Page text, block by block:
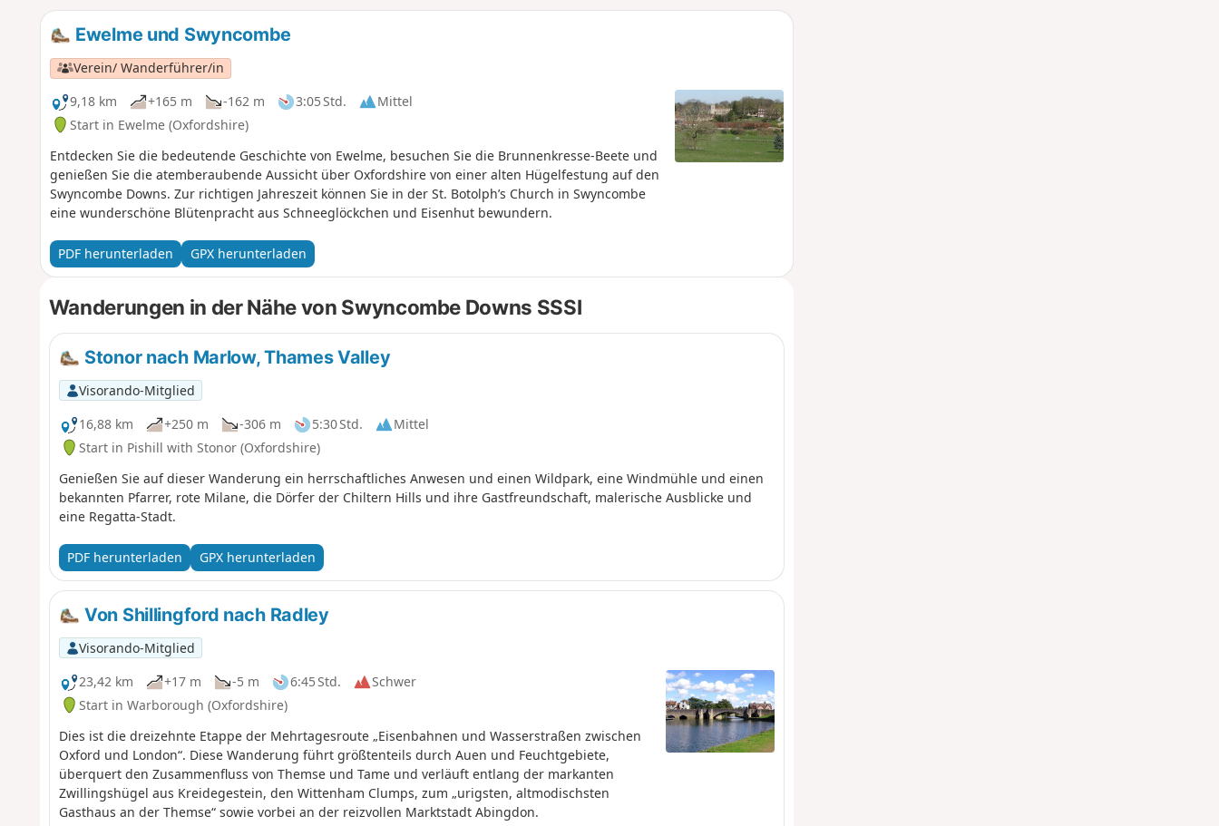
Ewelme und Swyncombe
Verein/ Wanderführer/in
9,18 km
+165 m -162 m 3:05 Std.
Mittel
Start in Ewelme (Oxfordshire)
Entdecken Sie die bedeutende Geschichte von Ewelme, besuchen Sie die Brunnenkresse-Beete und
genießen Sie die atemberaubende Aussicht über Oxfordshire von einer alten Hügelfestung auf den
Swyncombe Downs. Zur richtigen Jahreszeit können Sie in der St. Botolph’s Church in Swyncombe
eine wunderschöne Blütenpracht aus Schneeglöckchen und Eisenhut bewundern.
PDF herunterladen GPX herunterladen
Wanderungen in der Nähe von Swyncombe Downs SSSI
Stonor nach Marlow, Thames Valley
Visorando-Mitglied
16,88 km
+250 m -306 m 5:30 Std.
Mittel
Start in Pishill with Stonor (Oxfordshire)
Genießen Sie auf dieser Wanderung ein herrschaftliches Anwesen und einen Wildpark, eine Windmühle und einen
bekannten Pfarrer, rote Milane, die Dörfer der Chiltern Hills und ihre Gastfreundschaft, malerische Ausblicke und
eine Regatta-Stadt.
PDF herunterladen GPX herunterladen
Von Shillingford nach Radley
Visorando-Mitglied
23,42 km
+17 m -5 m 6:45 Std.
Schwer
Start in Warborough (Oxfordshire)
Dies ist die dreizehnte Etappe der Mehrtagesroute „Eisenbahnen und Wasserstraßen zwischen
Oxford und London“. Diese Wanderung führt größtenteils durch Auen und Feuchtgebiete,
überquert den Zusammenfluss von Themse und Tame und verläuft entlang der markanten
Zwillingshügel aus Kreidegestein, den Wittenham Clumps, zum „urigsten, altmodischsten
Gasthaus an der Themse“ sowie vorbei an der reizvollen Marktstadt Abingdon.